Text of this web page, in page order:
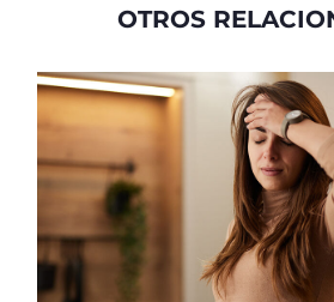
OTROS